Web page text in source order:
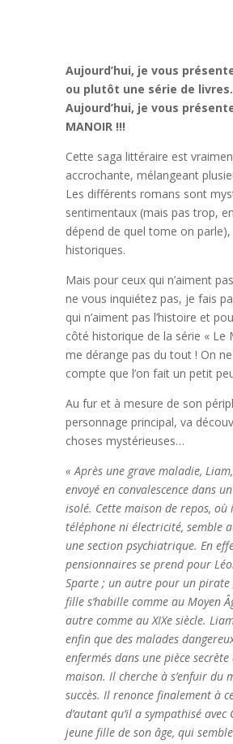
Aujourd’hui, je vous
ou plutôt une série de livres.
Aujourd’hui, je vous
MANOIR !!!
Cette saga littéraire est
accrochante, mélangeant
Les différents romans sont
sentimentaux (mais pas trop,
dépend de quel tome on
historiques.
Mais pour ceux qui n’aiment
ne vous inquiétez pas, je fais
qui n’aiment pas l’histoire et
côté historique de la série « Le
me dérange pas du tout ! On
compte que l’on fait un petit
Au fur et à mesure de son
personnage principal, va
choses mystérieuses…
« Après une grave maladie,
envoyé en convalescence dans
isolé. Cette maison de repos, où
téléphone ni électricité, semble
une section psychiatrique. En
pensionnaires se prend pour
Sparte ; un autre pour un pirate
fille s’habille comme au Moyen
autre comme au XIXe siècle.
enfin que des malades
enfermés dans une pièce secrète
maison. Il cherche à s’enfuir du
succès. Il renonce finalement à
d’autant qu’il a sympathisé avec
jeune fille de son âge, qui semble